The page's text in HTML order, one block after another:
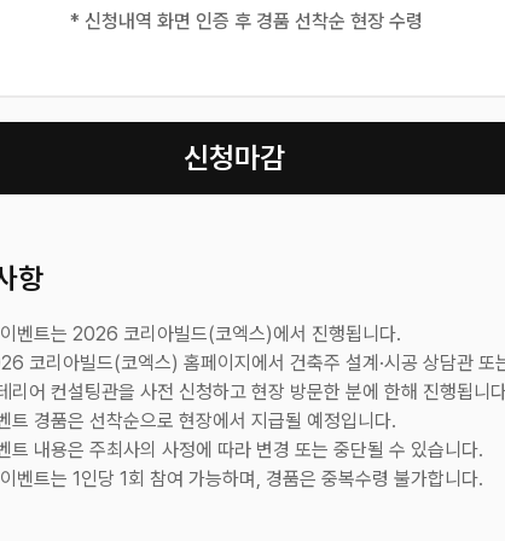
* 신청내역 화면 인증 후 경품 선착순 현장 수령
신청마감
항
벤트는 2026 코리아빌드(코엑스)에서 진행됩니다.
코리아빌드(코엑스) 홈페이지에서 건축주 설계·시공 상담관 또
리어 컨설팅관을 사전 신청하고 현장 방문한 분에 한해 진행됩니
트 경품은 선착순으로 현장에서 지급될 예정입니다.
트 내용은 주최사의 사정에 따라 변경 또는 중단될 수 있습니다.
벤트는 1인당 1회 참여 가능하며, 경품은 중복수령 불가합니다.